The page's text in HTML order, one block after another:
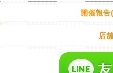
開催報
店